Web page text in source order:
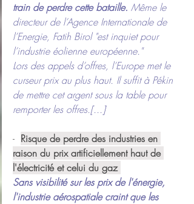
train de perdre cette bataille. Même le
directeur de l’Agence Internationale de
l’Energie, Fatih Birol "est inquiet pour
l’industrie éolienne européenne."
Lors des appels d’offres, l’Europe met le
curseur prix au plus haut. Il suffit à Pékin
de mettre cet argent sous la table pour
remporter les offres.[...]
- Risque de perdre des industries en
raison du prix artificiellement haut de
l'électricité et celui du gaz
Sans visibilité sur les prix de l'énergie,
l'industrie aérospatiale craint que les